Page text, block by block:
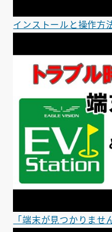
インストールと操作方
「端末が見つかりま